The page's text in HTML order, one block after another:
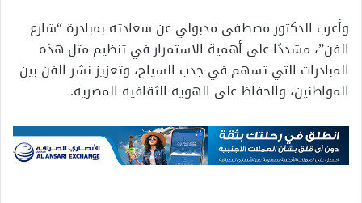
وأعرب الدكتور مصطفى مدبولي عن سعادته بمبادرة “شارع
الفن”، مشددًا على أهمية الاستمرار في تنظيم مثل هذه
المبادرات التي تسهم في جذب السياح، وتعزيز نشر الفن بين
المواطنين، والحفاظ على الهوية الثقافية المصرية.